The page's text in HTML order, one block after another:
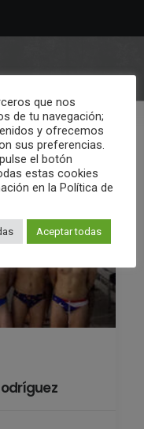
que nos
de tu navegación;
y ofrecemos
sus preferencias.
el botón
estas cookies
en la Política de
Aceptar todas